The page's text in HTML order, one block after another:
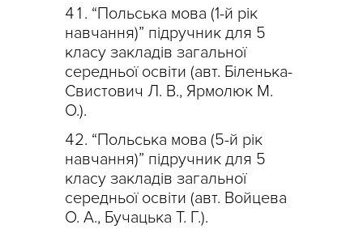
“Польська мова (1-й рік
навчання)” підручник для 5
класу закладів загальної
середньої освіти (авт. Біленька-
Свистович Л. В., Ярмолюк М.
О.).
“Польська мова (5-й рік
навчання)” підручник для 5
класу закладів загальної
середньої освіти (авт. Войцева
О. А., Бучацька Т. Г.).